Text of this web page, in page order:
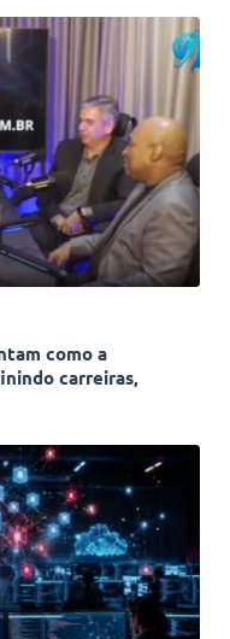
como a
carreiras,